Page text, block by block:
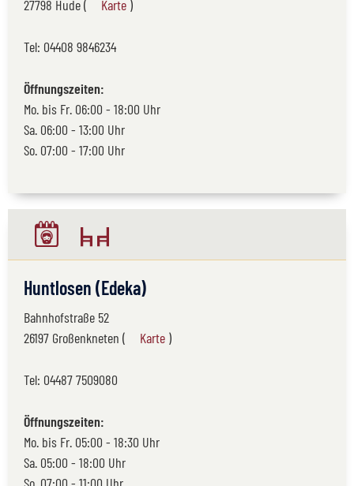
27798 Hude (
Karte )
Tel: 04408 9846234
Öffnungszeiten:
Mo. bis Fr. 06:00 - 18:00 Uhr
Sa. 06:00 - 13:00 Uhr
So. 07:00 - 17:00 Uhr
Huntlosen (Edeka)
Bahnhofstraße 52
26197 Großenkneten (
Karte )
Tel: 04487 7509080
Öffnungszeiten:
Mo. bis Fr. 05:00 - 18:30 Uhr
Sa. 05:00 - 18:00 Uhr